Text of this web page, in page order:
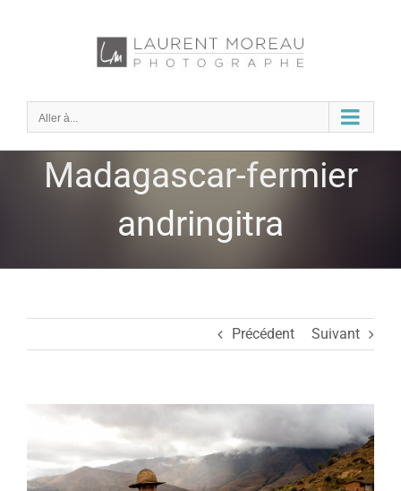
Aller à...
Madagascar-fermier
andringitra
Précédent Suivant